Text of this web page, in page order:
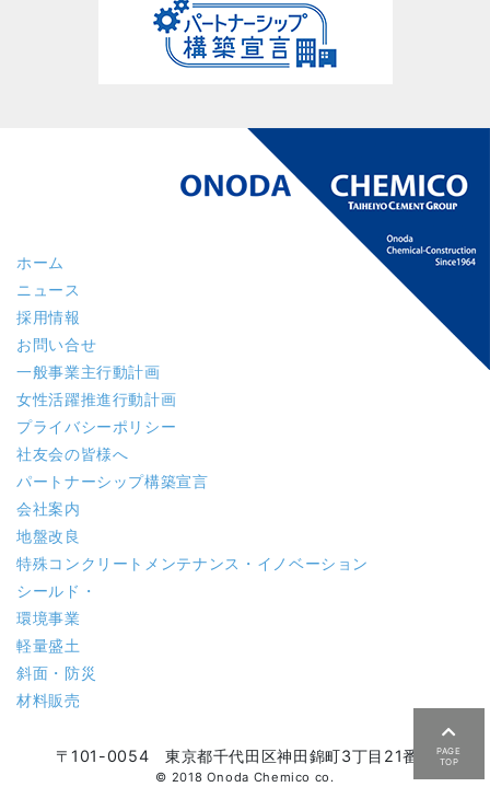
PAGE
TOP
ホーム
ニュース
採用情報
お問い合せ
一般事業主行動計画
女性活躍推進行動計画
プライバシーポリシー
社友会の皆様へ
パートナーシップ構築宣言
会社案内
地盤改良
特殊コンクリート メンテナンス・イノベーション
シールド・
環境事業
軽量盛土
斜面・防災
材料販売
〒101-0054 東京都千代田区神田錦町3丁目21番地
© 2018 Onoda Chemico co.